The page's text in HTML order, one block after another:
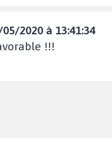
2020 à 13:41:34
!!!